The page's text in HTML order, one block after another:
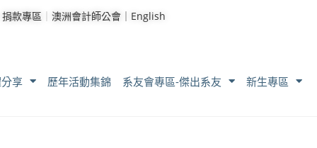
捐款專區 ｜ 澳洲會計師公會｜ English
享 歷年活動集錦 系友會專區-傑出系友 新生專區